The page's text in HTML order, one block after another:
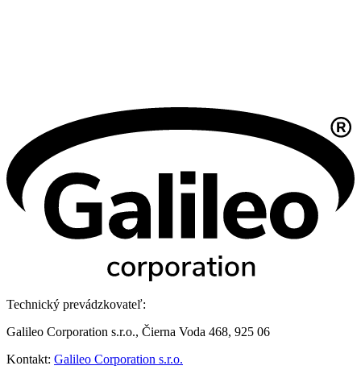
Technický prevádzkovateľ:
Galileo Corporation s.r.o., Čierna Voda 468, 925 06
Kontakt: Galileo Corporation s.r.o.